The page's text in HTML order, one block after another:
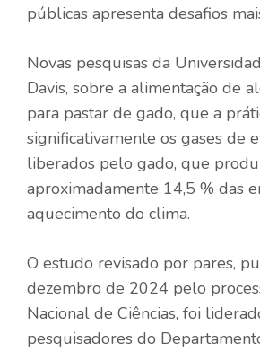
públicas apresenta desafios
Novas pesquisas da
Davis, sobre a alimentação de
para pastar de gado, que a
significativamente os gases de
liberados pelo gado, que
aproximadamente 14,5 % das
aquecimento do clima.
O estudo revisado por pares,
dezembro de 2024 pelo
Nacional de Ciências, foi
pesquisadores do